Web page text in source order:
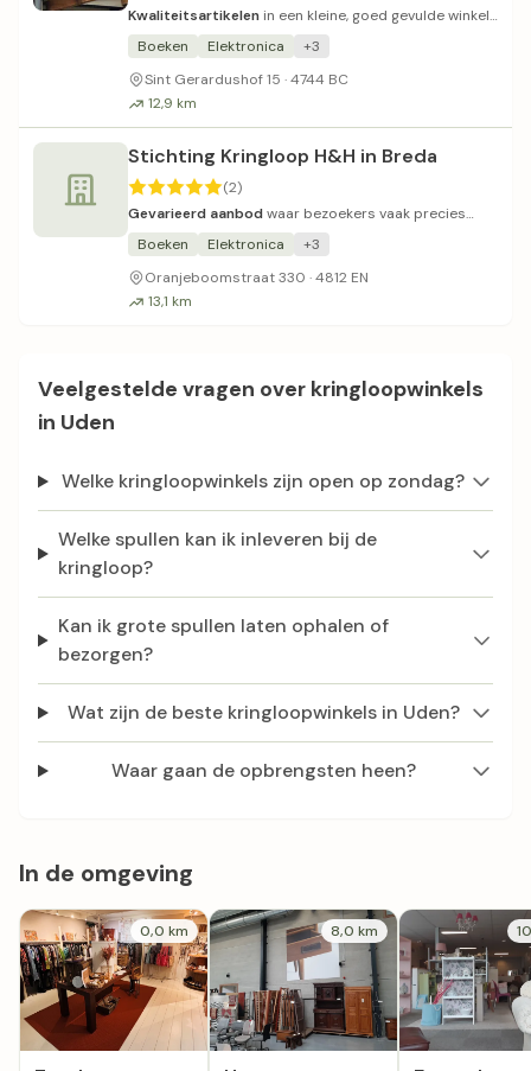
Kwaliteitsartikelen in een kleine, goed gevulde winkel
met vriendelijk personeel.
Boeken Elektronica
+3
Sint Gerardushof 15 · 4744 BC
12,9 km
Stichting Kringloop H&H in Breda
(2)
Gevarieerd aanbodwaar bezoekers vaak precies
vinden wat ze zoeken.
Boeken Elektronica
+3
Oranjeboomstraat 330 · 4812 EN
13,1 km
Veelgestelde vragen over kringloopwinkels
in Uden
Welke kringloopwinkels zijn open op zondag?
Welke spullen kan ik inleveren bij de
kringloop?
Kan ik grote spullen laten ophalen of
bezorgen?
Wat zijn de beste kringloopwinkels in Uden?
Waar gaan de opbrengsten heen?
In de omgeving
0,0 km 8,0 km